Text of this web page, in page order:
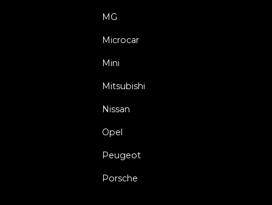
MG
Microcar
Mini
Mitsubishi
Nissan
Opel
Peugeot
Porsche